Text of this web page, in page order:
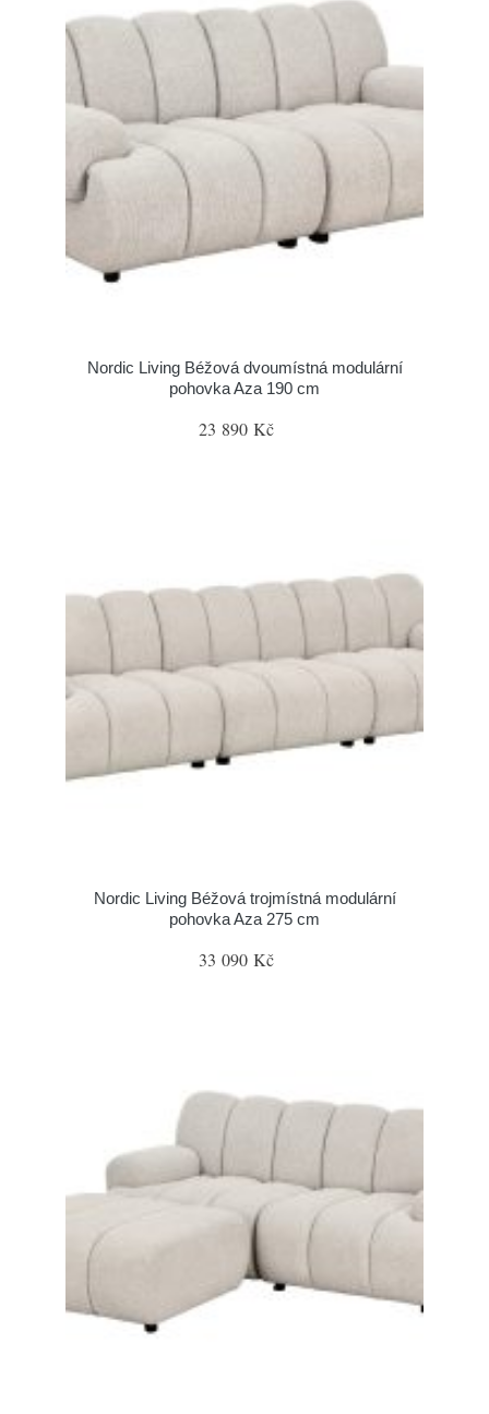
Nordic Living Béžová dvoumístná modulární
pohovka Aza 190 cm
23 890 Kč
Nordic Living Béžová trojmístná modulární
pohovka Aza 275 cm
33 090 Kč